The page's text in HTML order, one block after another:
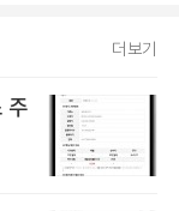
더보기
주